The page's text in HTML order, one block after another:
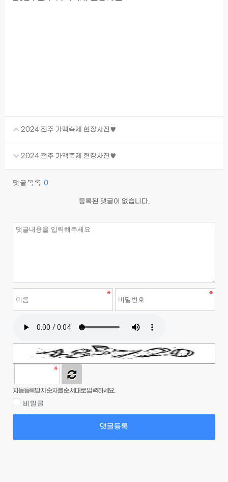
2024 전주 가맥축제 현장사진♥
2024 전주 가맥축제 현장사진♥
댓글목록 0
등록된 댓글이 없습니다.
자동등록방지 숫자를 순서대로 입력하세요.
비밀글
댓글등록